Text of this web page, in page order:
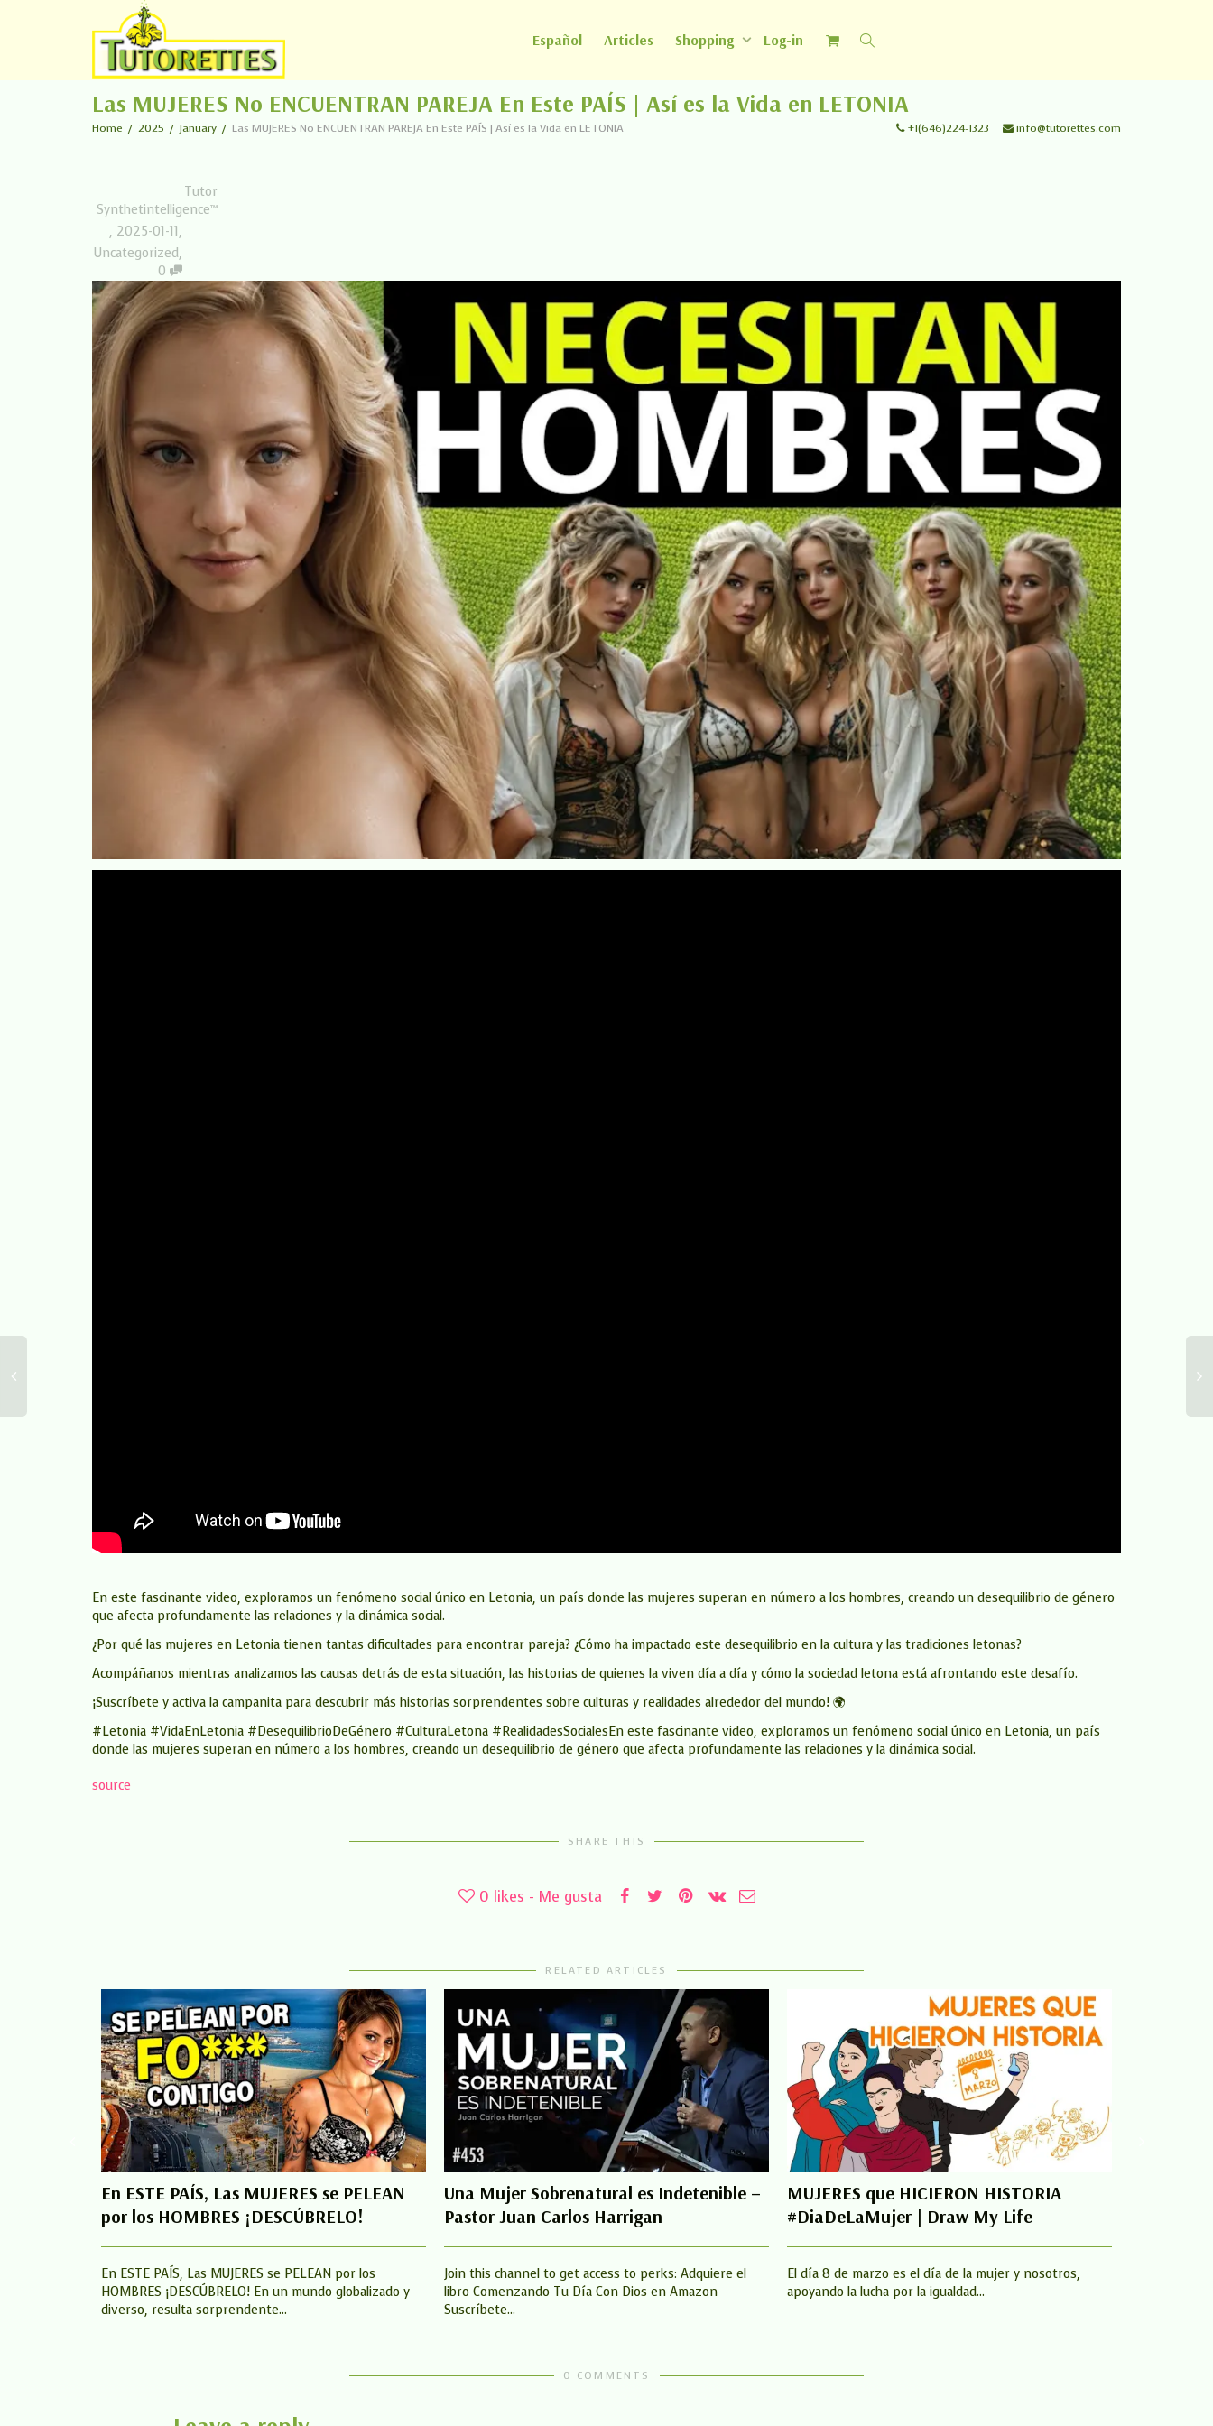
Español Articles Shopping Log-in
Las MUJERES No ENCUENTRAN PAREJA En Este PAÍS | Así es la Vida en LETONIA
Home 2025 January Las MUJERES No ENCUENTRAN PAREJA En Este PAÍS | Así es la Vida en LETONIA +1(646)224-1323 info@tutorettes.com
Tutor
Synthetintelligence™
, 2025-01-11,
Uncategorized,
0
En este fascinante video, exploramos un fenómeno social único en Letonia, un país donde las mujeres superan en número a los hombres, creando un desequilibrio de género
que afecta profundamente las relaciones y la dinámica social.
¿Por qué las mujeres en Letonia tienen tantas dificultades para encontrar pareja? ¿Cómo ha impactado este desequilibrio en la cultura y las tradiciones letonas?
Acompáñanos mientras analizamos las causas detrás de esta situación, las historias de quienes la viven día a día y cómo la sociedad letona está afrontando este desafío.
¡Suscríbete y activa la campanita para descubrir más historias sorprendentes sobre culturas y realidades alrededor del mundo! 🌍
#Letonia #VidaEnLetonia #DesequilibrioDeGénero #CulturaLetona #RealidadesSocialesEn este fascinante video, exploramos un fenómeno social único en Letonia, un país
donde las mujeres superan en número a los hombres, creando un desequilibrio de género que afecta profundamente las relaciones y la dinámica social.
source
SHARE THIS
0 likes - Me gusta
RELATED ARTICLES
En ESTE PAÍS, Las MUJERES se PELEAN
por los HOMBRES ¡DESCÚBRELO!
En ESTE PAÍS, Las MUJERES se PELEAN por los
HOMBRES ¡DESCÚBRELO! En un mundo globalizado y
diverso, resulta sorprendente...
Una Mujer Sobrenatural es Indetenible –
Pastor Juan Carlos Harrigan
Join this channel to get access to perks: Adquiere el
libro Comenzando Tu Día Con Dios en Amazon
Suscríbete...
MUJERES que HICIERON HISTORIA
#DiaDeLaMujer | Draw My Life
El día 8 de marzo es el día de la mujer y nosotros,
apoyando la lucha por la igualdad...
0 COMMENTS